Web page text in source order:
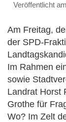
Veröffentlicht am
Am Freitag,
der SPD-
Im Rahmen
sowie
Landrat Horst
Grothe für
Wo? Im Zelt